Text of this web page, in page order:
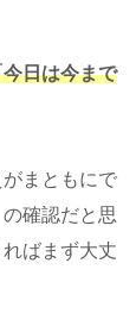
日は今まで
まともにで
確認だと思
ばまず大丈